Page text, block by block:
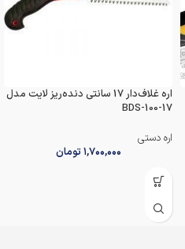
اره غلاف‌دار 17 سانتی دنده‌ریز لایت مدل
BDS-100-17
اره دستی
۱,۷۰۰,۰۰۰تومان